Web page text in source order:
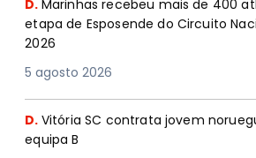
D. Marinhas recebeu mais de 400
etapa de Esposende do Circuito
2026
5 agosto 2026
D. Vitória SC contrata jovem
equipa B